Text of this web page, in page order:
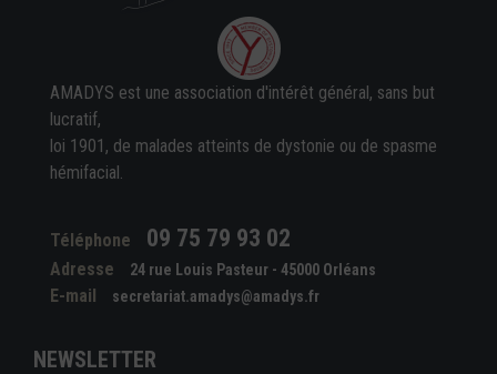
AMADYS est une association d'intérêt général, sans but
lucratif,
loi 1901, de malades atteints de dystonie ou de spasme
hémifacial.
Téléphone 09 75 79 93 02
Adresse 24 rue Louis Pasteur - 45000 Orléans
E-mail secretariat.amadys@amadys.fr
NEWSLETTER